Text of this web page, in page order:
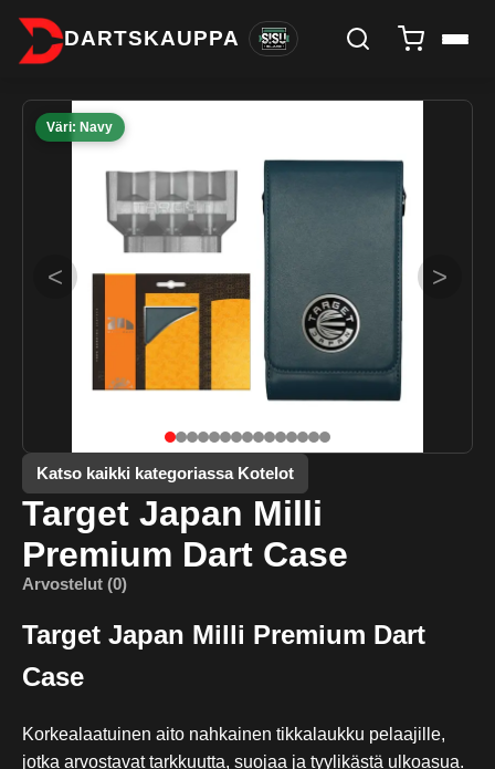
DARTSKAUPPA
Väri: Navy
< >
Katso kaikki kategoriassa Kotelot
Target Japan Milli
Premium Dart Case
Arvostelut (0)
Target Japan Milli Premium Dart
Case
Korkealaatuinen aito nahkainen tikkalaukku pelaajille,
jotka arvostavat tarkkuutta, suojaa ja tyylikästä ulkoasua.